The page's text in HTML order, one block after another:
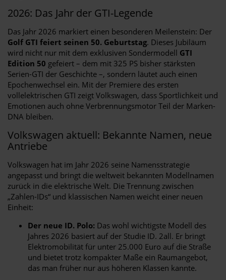
2026: Das Jahr der GTI-Legende
Das Jahr 2026 markiert einen besonderen Meilenstein: Der
Golf GTI feiert seinen 50. Geburtstag. Dieses Jubiläum
wird nicht nur mit dem exklusiven Sondermodell GTI
Edition 50 gefeiert – dem mit 325 PS bisher stärksten
Serien-GTI der Geschichte –, sondern läutet auch einen
Epochenwechsel ein. Mit der Premiere des ersten
vollelektrischen GTI zeigt Volkswagen, dass Sportlichkeit und
Emotionen auch ohne Verbrennungsmotor Teil der Marken-
DNA bleiben.
Volkswagen aktuell: Bekannte Namen, neue
Antriebe
Volkswagen hat im Jahr 2026 seine Namensstrategie
angepasst und bringt die weltweit bekannten Modellnamen
zurück in die elektrische Welt. Die Trennung zwischen
„Zahlen-IDs“ und klassischen Namen weicht einer neuen
Einheit:
Der neue ID. Polo: Das wohl wichtigste Modell des
Jahres 2026 basiert auf der Studie ID. 2all. Er bringt
Elektromobilität für unter 25.000 Euro auf die Straße
und bietet trotz kompakter Maße ein Raumangebot,
das man früher nur aus höheren Klassen kannte.